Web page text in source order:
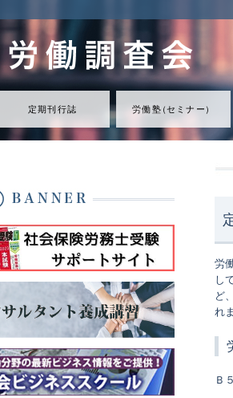
定期刊行誌 労働塾（セミナ ー ）
労
し
ど
れ
Ｂ